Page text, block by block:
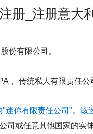
册_注册意大
份有限公司。
传统私人有限责任公
迷你有限责任公司"。该
司或任意其他国家的实